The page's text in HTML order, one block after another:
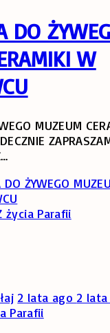
DO
W
MUZEUM
…
życia Parafii
2 lata ago 2 lata
Parafii